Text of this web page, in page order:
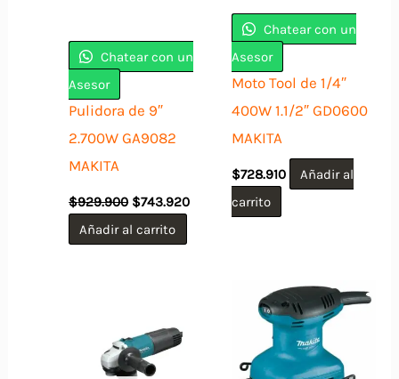
Chatear con un
Asesor
Pulidora de 9″
2.700W GA9082
MAKITA
$929.900 El
precio
original
era:
$743.920El
Añadir al carrito
Chatear con un
Asesor
Moto Tool de 1/4″
400W 1.1/2″ GD0600
MAKITA
$728.910
Añadir al
carrito